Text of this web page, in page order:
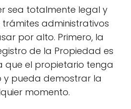
sea totalmente legal y
administrativos
por alto. Primero, la
de la Propiedad es
el propietario tenga
pueda demostrar la
momento.